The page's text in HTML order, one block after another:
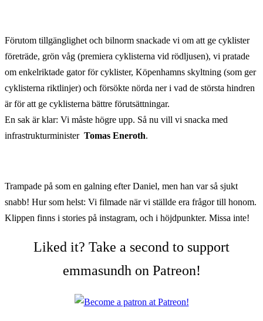
Förutom tillgänglighet och bilnorm snackade vi om att ge cyklister
företräde, grön våg (premiera cyklisterna vid rödljusen), vi pratade
om enkelriktade gator för cyklister, Köpenhamns skyltning (som ger
cyklisterna riktlinjer) och försökte nörda ner i vad de största hindren
är för att ge cyklisterna bättre förutsättningar.
En sak är klar: Vi måste högre upp. Så nu vill vi snacka med
infrastrukturminister Tomas Eneroth.
Trampade på som en galning efter Daniel, men han var så sjukt
snabb! Hur som helst: Vi filmade när vi ställde era frågor till honom.
Klippen finns i stories på instagram, och i höjdpunkter. Missa inte!
Liked it? Take a second to support
emmasundh on Patreon!